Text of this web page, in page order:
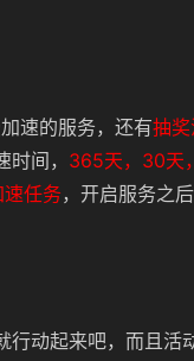
速的服务，还有抽
间， 365天，30天
任务，开启服务之
行动起来吧，而且活